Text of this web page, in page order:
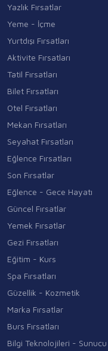
Yazlık Fırsatlar
Yeme - İçme
Yurtdışı Fırsatları
Aktivite Fırsatları
Tatil Fırsatları
Bilet Fırsatları
Otel Fırsatları
Mekan Fırsatları
Seyahat Fırsatları
Eğlence Fırsatları
Son Fırsatlar
Eğlence - Gece Hayatı
Güncel Fırsatlar
Yemek Fırsatlar
Gezi Fırsatları
Eğitim - Kurs
Spa Fırsatları
Güzellik - Kozmetik
Marka Fırsatlar
Burs Fırsatları
Bilgi Teknolojileri - Sunucu